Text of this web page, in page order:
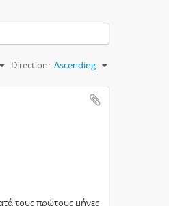
Direction: Ascending
τους πρώτους μήνες